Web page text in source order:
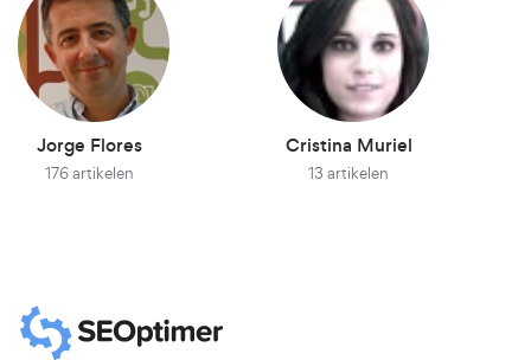
Jorge Flores
176 artikelen
Cristina Muriel
13 artikelen